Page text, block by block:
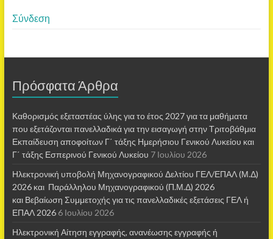
Σύνδεση
Πρόσφατα Άρθρα
Καθορισμός εξεταστέας ύλης για το έτος 2027 για τα μαθήματα
που εξετάζονται πανελλαδικά για την εισαγωγή στην Τριτοβάθμια
Εκπαίδευση αποφοίτων Γ΄ τάξης Ημερήσιου Γενικού Λυκείου και
Γ΄ τάξης Εσπερινού Γενικού Λυκείου 7 Ιουλίου 2026
Ηλεκτρονική υποβολή Μηχανογραφικού Δελτίου ΓΕΛ/ΕΠΑΛ (Μ.Δ)
2026 και Παράλληλου Μηχανογραφικού (Π.Μ.Δ) 2026
και Βεβαίωση Συμμετοχής για τις πανελλαδικές εξετάσεις ΓΕΛ ή
ΕΠΑΛ 2026 6 Ιουλίου 2026
Ηλεκτρονική Αίτηση εγγραφής, ανανέωσης εγγραφής ή